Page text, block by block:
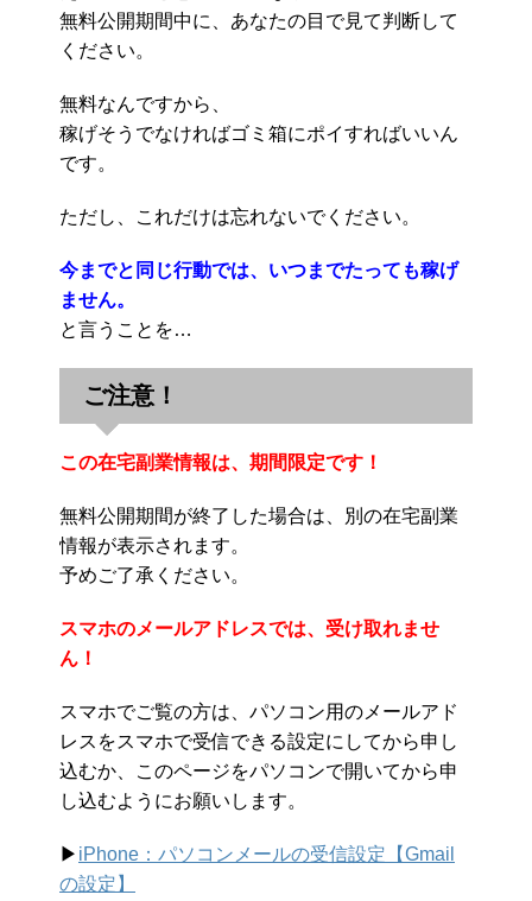
無料公開期間中に、あなたの目で見て判断して
ください。
無料なんですから、
稼げそうでなければゴミ箱にポイすればいいん
です。
ただし、これだけは忘れないでください。
今までと同じ行動では、いつまでたっても稼げ
ません。
と言うことを…
ご注意！
この在宅副業情報は、期間限定です！
無料公開期間が終了した場合は、別の在宅副業
情報が表示されます。
予めご了承ください。
スマホのメールアドレスでは、受け取れませ
ん！
スマホでご覧の方は、パソコン用のメールアド
レスをスマホで受信できる設定にしてから申し
込むか、このページをパソコンで開いてから申
し込むようにお願いします。
▶︎ iPhone：パソコンメールの受信設定【Gmail
の設定】